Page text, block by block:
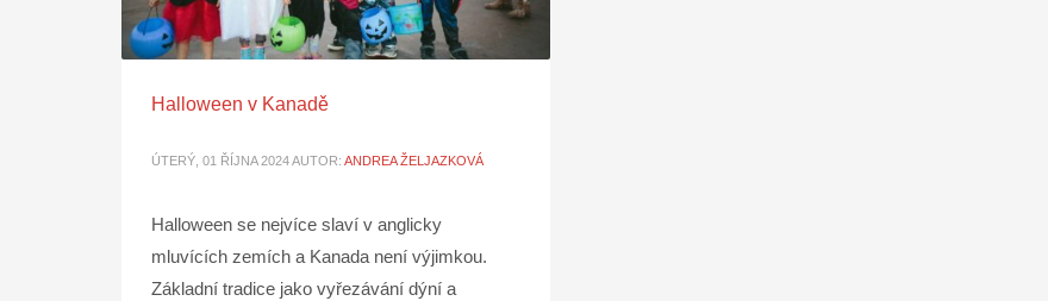
Halloween v Kanadě
ÚTERÝ, 01 ŘÍJNA 2024AUTOR: ANDREA ŽELJAZKOVÁ
Halloween se nejvíce slaví v anglicky
mluvících zemích a Kanada není výjimkou.
Základní tradice jako vyřezávání dýní a